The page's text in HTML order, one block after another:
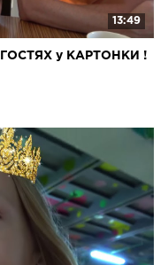
13:49
у КАРТОНКИ !